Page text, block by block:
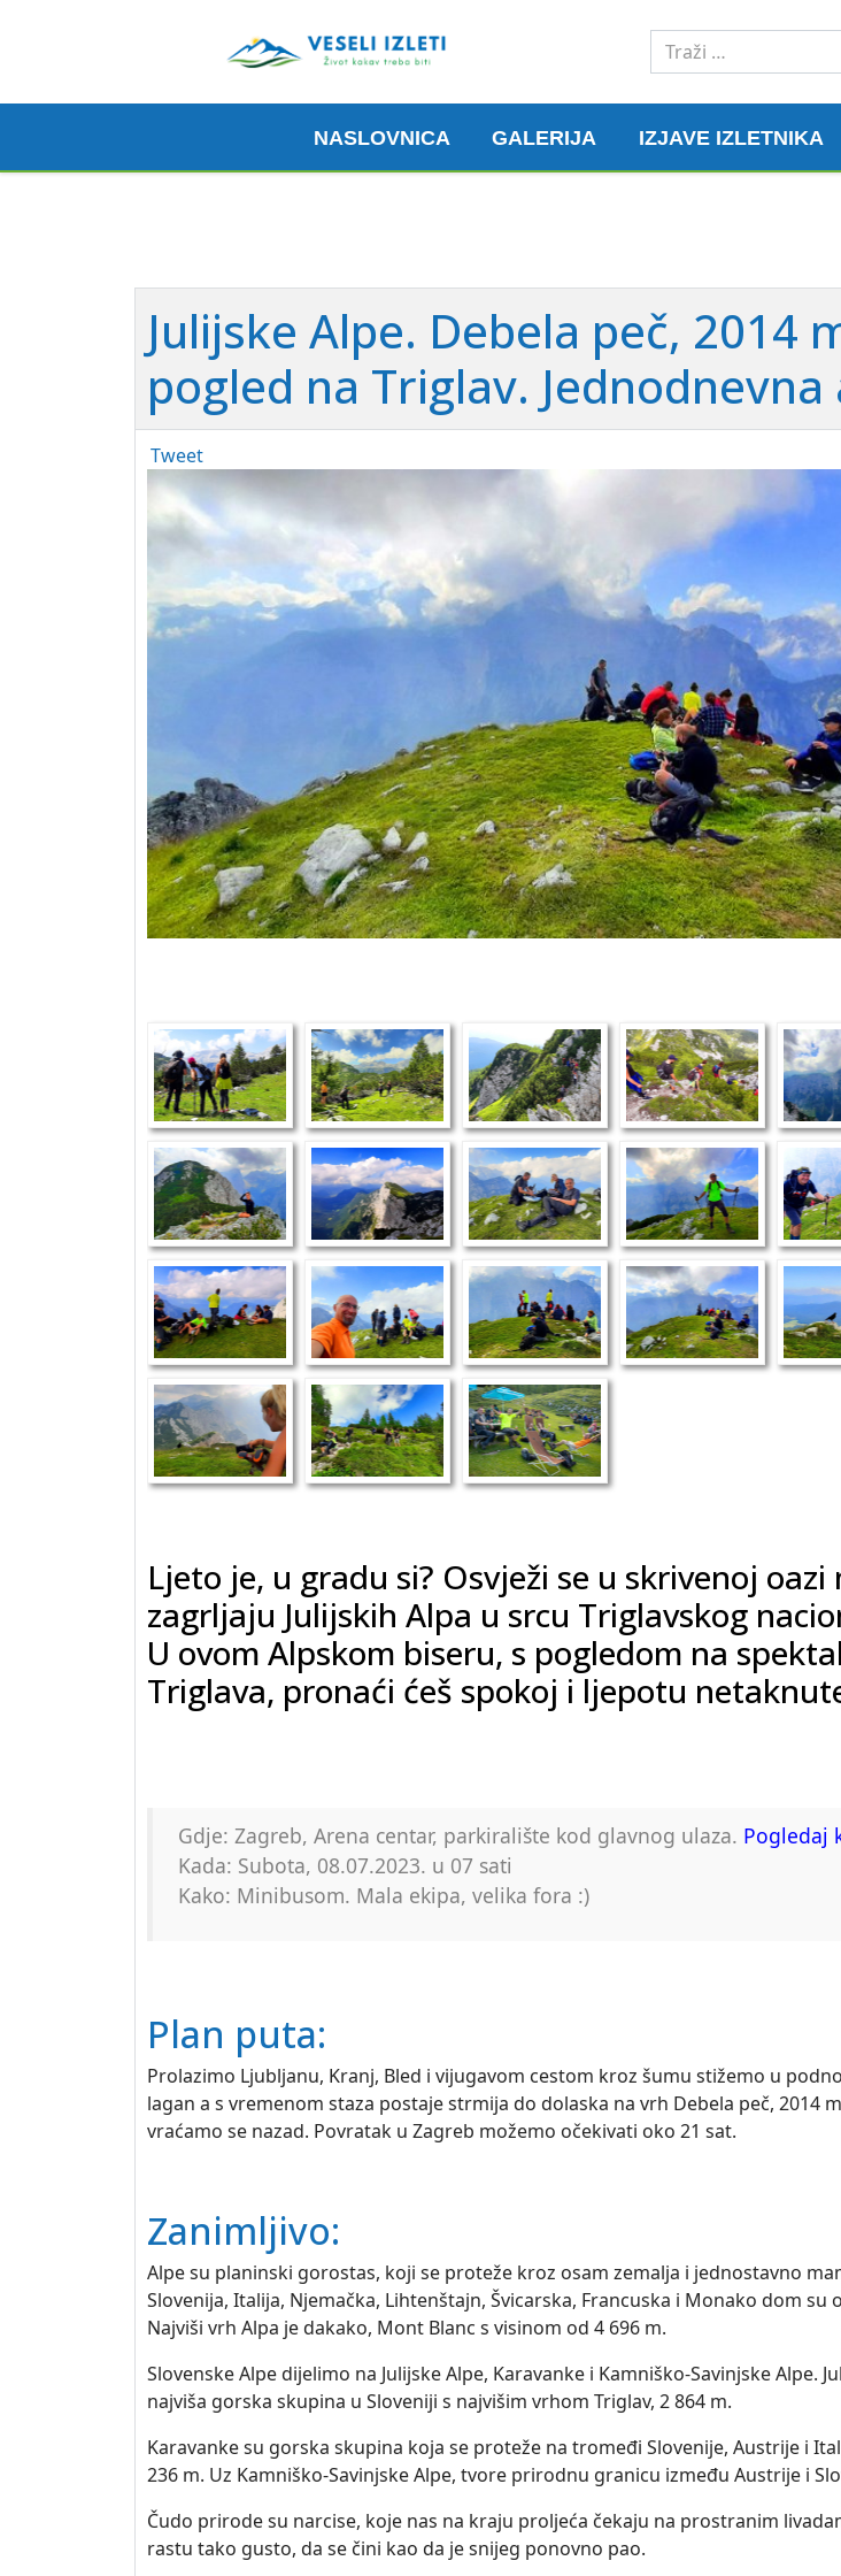
Traži
NASLOVNICA GALERIJA IZJAVE IZLETNIKA
Julijske Alpe. Debela peč, 2014
pogled na Triglav.
Tweet
Ljeto je, u gradu si? Osvježi se u skrivenoj oazi
zagrljaju Julijskih Alpa u srcu Triglavskog
U ovom Alpskom biseru, s pogledom na
Triglava, pronaći ćeš spokoj i ljepotu
Gdje: Zagreb, Arena centar, parkiralište kod glavnog ulaza. Pogledaj
Kada: Subota, 08.07.2023. u 07 sati
Kako: Minibusom. Mala ekipa, velika fora :)
Plan puta:
Prolazimo Ljubljanu, Kranj, Bled i vijugavom cestom kroz šumu stižemo u
lagan a s vremenom staza postaje strmija do dolaska na vrh Debela peč, 2014
vraćamo se nazad. Povratak u Zagreb možemo očekivati oko 21 sat.
Zanimljivo:
Alpe su planinski gorostas, koji se proteže kroz osam zemalja i jednostavno
Slovenija, Italija, Njemačka, Lihtenštajn, Švicarska, Francuska i Monako dom su
Najviši vrh Alpa je dakako, Mont Blanc s visinom od 4 696 m.
Slovenske Alpe dijelimo na Julijske Alpe, Karavanke i Kamniško-Savinjske Alpe.
najviša gorska skupina u Sloveniji s najvišim vrhom Triglav, 2 864 m.
Karavanke su gorska skupina koja se proteže na tromeđi Slovenije, Austrije i
236 m. Uz Kamniško-Savinjske Alpe, tvore prirodnu granicu između Austrije i
Čudo prirode su narcise, koje nas na kraju proljeća čekaju na prostranim
rastu tako gusto, da se čini kao da je snijeg ponovno pao.